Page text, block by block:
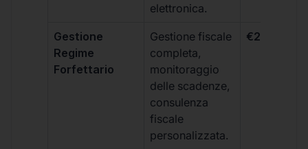
elettronica.
Gestione
Regime
Forfettario
Gestione fiscale
completa,
monitoraggio
delle scadenze,
consulenza
fiscale
personalizzata.
€264 +